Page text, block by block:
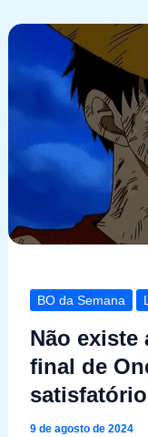
BO da Semana
Não existe
final de
satisfatório
9 de agosto de 2024